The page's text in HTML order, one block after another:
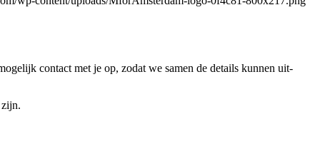
contact met je op, zodat we samen de details kunnen uit­